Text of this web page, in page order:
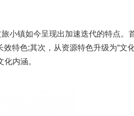
小镇如今呈现出加速迭代的特点。
效特色;其次，从资源特色升级为“文
内涵。